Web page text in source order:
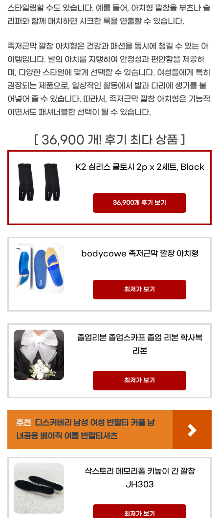
스타일링할 수도 있습니다. 예를 들어, 아치형 깔창을 부츠나 슬
리퍼와 함께 매치하면 시크한 룩을 연출할 수 있습니다.
족저근막 깔창 아치형은 건강과 패션을 동시에 챙길 수 있는 아
이템입니다. 발의 아치를 지탱하여 안정성과 편안함을 제공하
며, 다양한 스타일에 맞게 선택할 수 있습니다. 여성들에게 특히
권장되는 제품으로, 일상적인 활동에서 발과 다리에 생기를 불
어넣어 줄 수 있습니다. 따라서, 족저근막 깔창 아치형은 기능적
이면서도 패셔너블한 선택이 될 수 있습니다.
[ 36,900 개! 후기 최다 상품 ]
K2 심리스 쿨토시 2p x 2세트, Black
36,900개 후기 보기
bodycowe 족저근막 깔창 아치형
최저가 보기
졸업리본 졸업스카프 졸업 리본 학사복
리본
최저가 보기
추천 디스커버리 남성 여성 반팔티 커플 남
녀공용 베이직 여름 반팔티셔츠
삭스토리 메모리폼 키높이 긴 깔창
JH303
최저가 보기